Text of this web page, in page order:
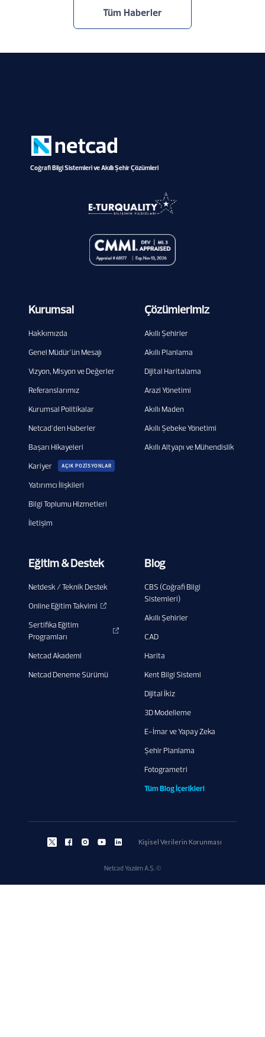
Tüm Haberler
Coğrafi Bilgi Sistemleri ve Akıllı Şehir Çözümleri
Kurumsal
Hakkımızda
Genel Müdür'ün Mesajı
Vizyon, Misyon ve Değerler
Referanslarımız
Kurumsal Politikalar
Netcad'den Haberler
Başarı Hikayeleri
Kariyer
AÇIK POZİSYONLAR
Yatırımcı İlişkileri
Bilgi Toplumu Hizmetleri
İletişim
Çözümlerimiz
Akıllı Şehirler
Akıllı Planlama
Dijital Haritalama
Arazi Yönetimi
Akıllı Maden
Akıllı Şebeke Yönetimi
Akıllı Altyapı ve Mühendislik
Eğitim & Destek
Netdesk / Teknik Destek
Online Eğitim Takvimi
Sertifika Eğitim
Programları
Netcad Akademi
Netcad Deneme Sürümü
Blog
CBS (Coğrafi Bilgi
Sistemleri)
Akıllı Şehirler
CAD
Harita
Kent Bilgi Sistemi
Dijital İkiz
3D Modelleme
E-İmar ve Yapay Zeka
Şehir Planlama
Fotogrametri
Tüm Blog İçerikleri
Kişisel Verilerin Korunması
Netcad Yazılım A.Ş. ©